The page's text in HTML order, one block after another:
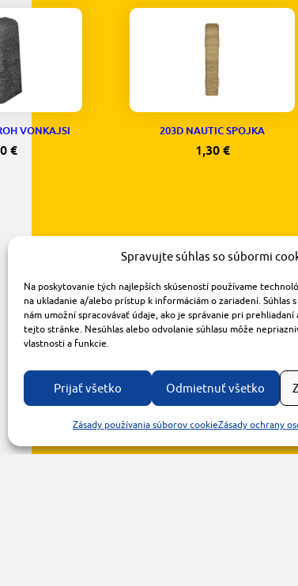
Spravujte súhlas so súbormi
Na poskytovanie tých najlepších skúseností používame
na ukladanie a/alebo prístup k informáciám o zariadení. Súhlas
nám umožní spracovávať údaje, ako je správanie pri
tejto stránke. Nesúhlas alebo odvolanie súhlasu môže
vlastnosti a funkcie.
Prijať všetko Odmietnuť všetko
Zásady používania súborov cookieZásady ochrany
VONKAJSI
€
203D NAUTIC SPOJKA
1,30 €